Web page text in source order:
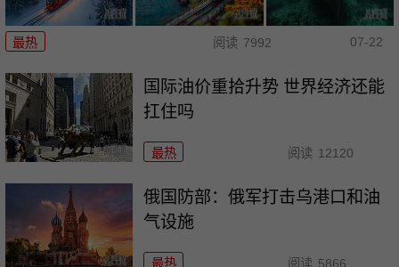
最热 阅读 7992 07-22
国际油价重拾升势 世界经济还能
扛住吗
最热 阅读 12120
俄国防部：俄军打击乌港口和油
气设施
最热 阅读 5866